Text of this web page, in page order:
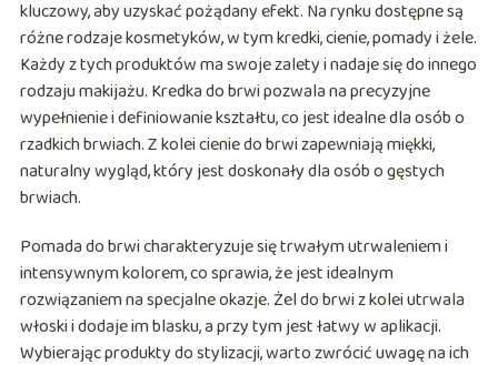
kluczowy, aby uzyskać pożądany efekt. Na rynku dostępne są
różne rodzaje kosmetyków, w tym kredki, cienie, pomady i żele.
Każdy z tych produktów ma swoje zalety i nadaje się do innego
rodzaju makijażu. Kredka do brwi pozwala na precyzyjne
wypełnienie i definiowanie kształtu, co jest idealne dla osób o
rzadkich brwiach. Z kolei cienie do brwi zapewniają miękki,
naturalny wygląd, który jest doskonały dla osób o gęstych
brwiach.
Pomada do brwi charakteryzuje się trwałym utrwaleniem i
intensywnym kolorem, co sprawia, że jest idealnym
rozwiązaniem na specjalne okazje. Żel do brwi z kolei utrwala
włoski i dodaje im blasku, a przy tym jest łatwy w aplikacji.
Wybierając produkty do stylizacji, warto zwrócić uwagę na ich